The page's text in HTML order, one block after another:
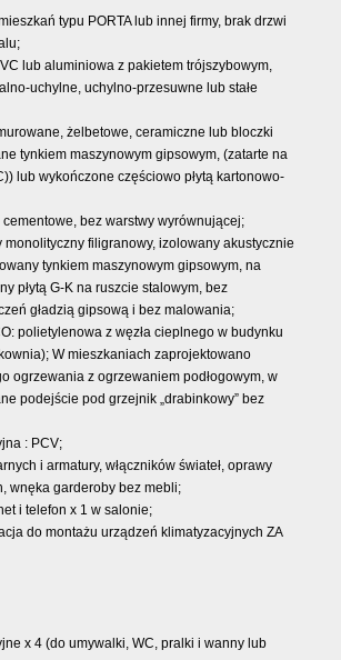
typu PORTA lub innej firmy, brak drzwi
lub aluminiowa z pakietem trójszybowym,
uchylne, uchylno-przesuwne lub stałe
żelbetowe, ceramiczne lub bloczki
tynkiem maszynowym gipsowym, (zatarte na
lub wykończone częściowo płytą kartonowo-
bez warstwy wyrównującej;
monolityczny filigranowy, izolowany akustycznie
tynkiem maszynowym gipsowym, na
płytą G-K na ruszcie stalowym, bez
gładzią gipsową i bez malowania;
polietylenowa z węzła cieplnego w budynku
W mieszkaniach zaprojektowano
ogrzewania z ogrzewaniem podłogowym, w
podejście pod grzejnik „drabinkowy” bez
: PCV;
i armatury, włączników świateł, oprawy
wnęka garderoby bez mebli;
i telefon x 1 w salonie;
do montażu urządzeń klimatyzacyjnych ZA
x 4 (do umywalki, WC, pralki i wanny lub